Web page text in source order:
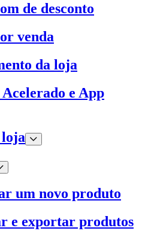
de desconto
venda
da loja
e App
um novo produto
e exportar produtos